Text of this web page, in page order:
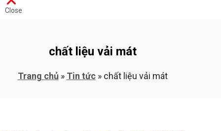
Close
chất liệu vải mát
Trang chủ» Tin tức» chất liệu vải mát